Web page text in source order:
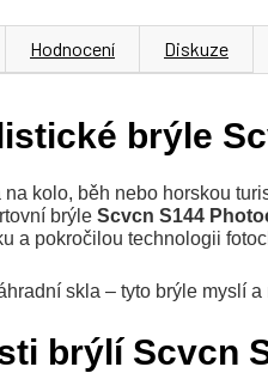
Hodnocení Diskuze
brýle
kolo, běh nebo horskou
brýle Scvcn S144
a pokročilou technologii
skla – tyto brýle myslí a
brýlí Scvcn